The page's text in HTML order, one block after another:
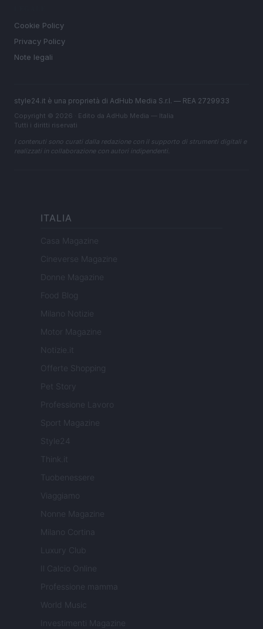
Cookie Policy
Privacy Policy
Note legali
style24.it è una proprietà di AdHub Media S.r.l. — REA 2729933
Copyright © 2026 · Edito da AdHub Media — Italia
Tutti i diritti riservati
I contenuti sono curati dalla redazione con il supporto di strumenti digitali e
realizzati in collaborazione con autori indipendenti.
ITALIA
Casa Magazine
Cineverse Magazine
Donne Magazine
Food Blog
Milano Notizie
Motor Magazine
Notizie.it
Offerte Shopping
Pet Story
Professione Lavoro
Sport Magazine
Style24
Think.it
Tuobenessere
Viaggiamo
Nonne Magazine
Milano Cortina
Luxury Club
Il Calcio Online
Professione mamma
World Music
Investimenti Magazine